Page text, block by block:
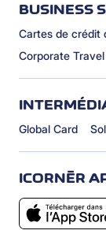
BUSINESS
Cartes de crédit
Corporate
Global Card
ICORNÈR